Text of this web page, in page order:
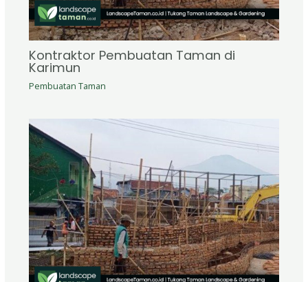
Kontraktor Pembuatan Taman di
Karimun
Pembuatan Taman